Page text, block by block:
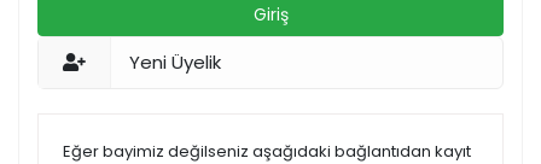
Giriş
Yeni Üyelik
Eğer bayimiz değilseniz aşağıdaki bağlantıdan kayıt